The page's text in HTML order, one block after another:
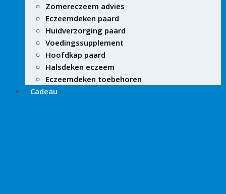
Zomereczeem advies
Eczeemdeken paard
Huidverzorging paard
Voedingssupplement
Hoofdkap paard
Halsdeken eczeem
Eczeemdeken toebehoren
Cadeau